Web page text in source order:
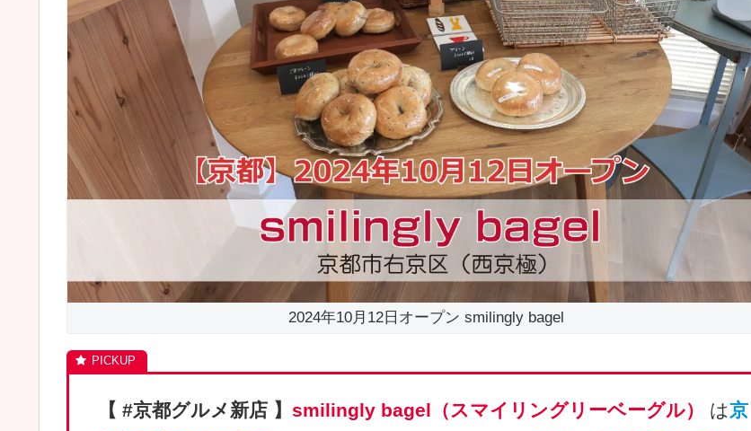
2024年10月12日オープン smilingly bagel
【 #京都グルメ新店 】 smilingly bagel（スマイリングリーベーグル） は京